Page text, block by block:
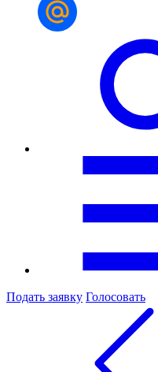
Подать заявку Голосовать